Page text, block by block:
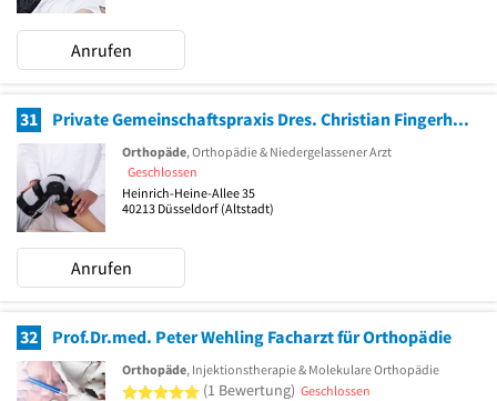
Anrufen
31 Private Gemeinschaftspraxis Dres. Christian Fingerhut und Philip-Alexander Sadlo
Orthopäde, Orthopädie & Niedergelassener Arzt
Geschlossen
Heinrich-Heine-Allee 35
40213 Düsseldorf (Altstadt)
Anrufen
32 Prof.Dr.med. Peter Wehling Facharzt für Orthopädie
Orthopäde, Injektionstherapie & Molekulare Orthopädie
5 von 5 Sternen
(1 Bewertung) Geschlossen